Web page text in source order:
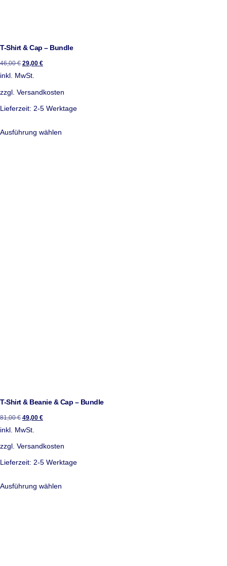
T-Shirt & Cap – Bundle
46,00€ 29,00 €
inkl. MwSt.
zzgl. Versandkosten
Lieferzeit: 2-5 Werktage
Ausführung wählen
T-Shirt & Beanie & Cap – Bundle
81,00€ 49,00 €
inkl. MwSt.
zzgl. Versandkosten
Lieferzeit: 2-5 Werktage
Ausführung wählen